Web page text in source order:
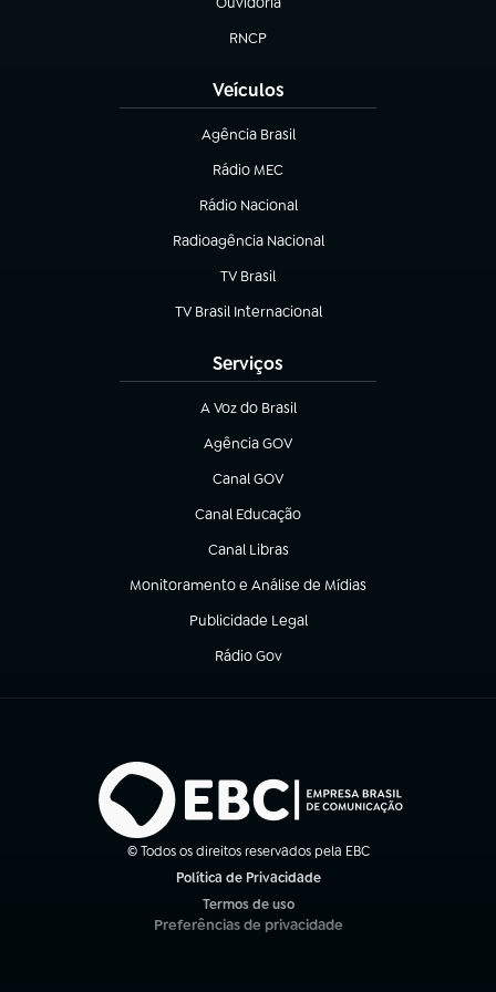
(abre em nova aba)
RNCP
(abre em nova aba)
Veículos
Agência Brasil
(abre em nova aba)
Rádio MEC
(abre em nova aba)
Rádio Nacional
Radioagência Nacional
(abre em nova aba)
TV Brasil
(abre em nova aba)
TV Brasil Internacional
(abre em nova aba)
Serviços
A Voz do Brasil
(abre em nova aba)
Agência GOV
(abre em nova aba)
Canal GOV
(abre em nova aba)
Canal Educação
(abre em nova aba)
Canal Libras
(abre em nova aba)
Monitoramento e Análise de Mídias
(abre em nova aba)
Publicidade Legal
(abre em nova aba)
Rádio Gov
(abre em nova aba)
© Todos os direitos reservados pela EBC
Política de Privacidade
Termos de uso
(abre em nova aba)
Preferências de privacidade